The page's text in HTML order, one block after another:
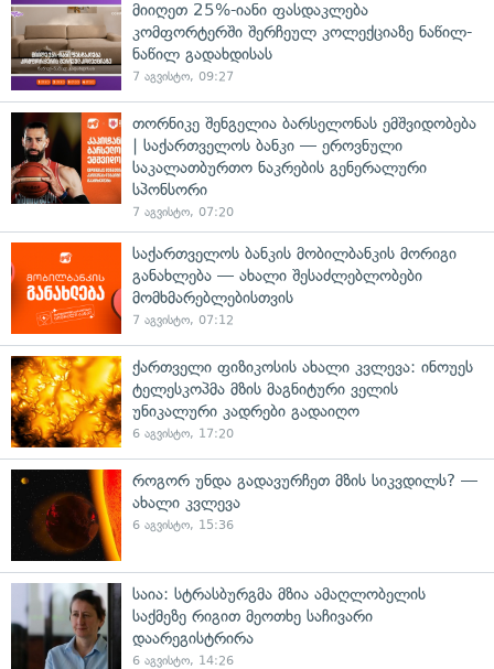
მიიღეთ 25%-იანი ფასდაკლება
კომფორტერში შერჩეულ კოლექციაზე ნაწილ-
ნაწილ გადახდისას
7 აგვისტო, 09:27
თორნიკე შენგელია ბარსელონას ემშვიდობება
| საქართველოს ბანკი — ეროვნული
საკალათბურთო ნაკრების გენერალური
სპონსორი
7 აგვისტო, 07:20
საქართველოს ბანკის მობილბანკის მორიგი
განახლება — ახალი შესაძლებლობები
მომხმარებლებისთვის
7 აგვისტო, 07:12
ქართველი ფიზიკოსის ახალი კვლევა: ინოუეს
ტელესკოპმა მზის მაგნიტური ველის
უნიკალური კადრები გადაიღო
6 აგვისტო, 17:20
როგორ უნდა გადავურჩეთ მზის სიკვდილს? —
ახალი კვლევა
6 აგვისტო, 15:36
საია: სტრასბურგმა მზია ამაღლობელის
საქმეზე რიგით მეოთხე საჩივარი
დაარეგისტრირა
6 აგვისტო, 14:26